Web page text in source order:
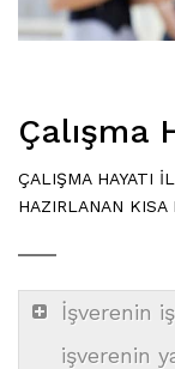
Çalışma
ÇALIŞMA HAYATI
HAZIRLANAN KISA
İşverenin
işverenin